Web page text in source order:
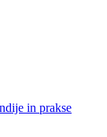
in prakse